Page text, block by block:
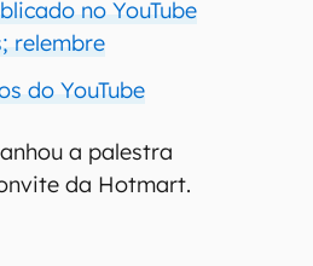
no YouTube
relembre
do YouTube
a palestra
da Hotmart.